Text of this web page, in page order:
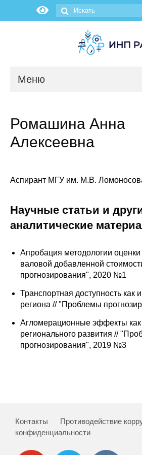
Меню
Научные подразделения
Сотрудники
Отчетность
Противодействие
Материалы для СМИ
Публикации
О журнале
Ромашина Анна
Алексеевна
Аспирант МГУ им. М.В.
Научные статьи и
аналитические
Апробация методологии
валовой добавленной
прогнозирования", 2020 №1
Транспортная доступность как
региона // "Проблемы
Агломерационные эффекты как
регионального развития //
прогнозирования", 2019 №3
Контакты Противодействие
конфиденциальности